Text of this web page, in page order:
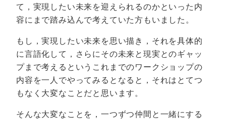
て，実現したい未来を迎えられるのかといった内
容にまで踏み込んで考えていた方もいました。
もし，実現したい未来を思い描き，それを具体的
に言語化して，さらにその未来と現実とのギャッ
プまで考えるというこれまでのワークショップの
内容を一人でやってみるとなると，それはとてつ
もなく大変なことだと思います。
そんな大変なことを，一つずつ仲間と一緒にする